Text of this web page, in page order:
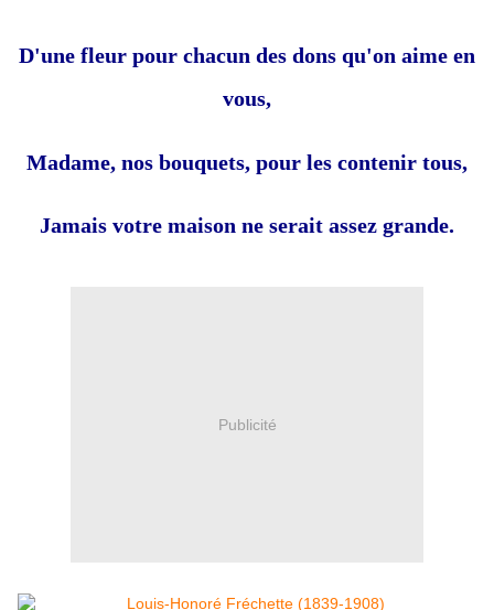
D'une fleur pour chacun des dons qu'on aime en
vous,
Madame, nos bouquets, pour les contenir tous,
Jamais votre maison ne serait assez grande.
Publicité